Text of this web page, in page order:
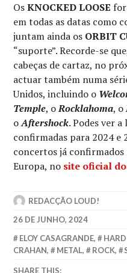
OsKNOCKED LOOSE
em todas as datas como
juntam ainda os ORBIT
“suporte”. Recorde-se
cabeças de cartaz, no
actuar também numa
Unidos, incluindo o
Temple, oRocklahoma, o
oAftershock. Podes ver
confirmadas para 2024 e
concertos já
Europa, no site oficial
REDACÇÃO LOUD!
26 DE JUNHO, 2024
ELOY CASAGRANDE,
CRAHAN, METAL, ROCK,
SHARE THIS: